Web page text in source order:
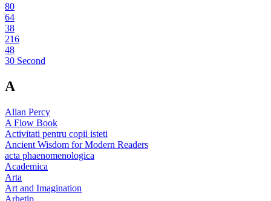
80
64
38
216
48
30 Second
A
Allan Percy
A Flow Book
Activitati pentru copii isteti
Ancient Wisdom for Modern Readers
acta phaenomenologica
Academica
Arta
Art and Imagination
Arhetip